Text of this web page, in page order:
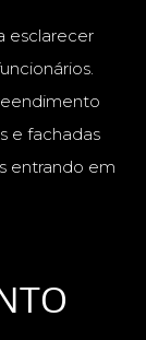
esclarecer
e fachadas
entrando em